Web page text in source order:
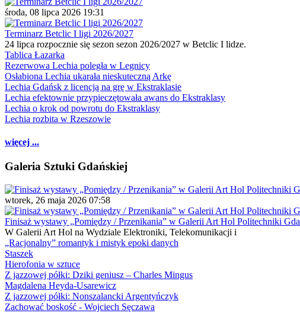
środa, 08 lipca 2026 19:31
Terminarz Betclic I ligi 2026/2027
24 lipca rozpocznie się sezon sezon 2026/2027 w Betclic I lidze.
Tablica Łazarka
Rezerwowa Lechia poległa w Legnicy
Osłabiona Lechia ukarała nieskuteczną Arkę
Lechia Gdańsk z licencją na grę w Ekstraklasie
Lechia efektownie przypieczętowała awans do Ekstraklasy
Lechia o krok od powrotu do Ekstraklasy
Lechia rozbita w Rzeszowie
więcej ...
Galeria Sztuki Gdańskiej
wtorek, 26 maja 2026 07:58
Finisaż wystawy „Pomiędzy / Przenikania” w Galerii Art Hol Politechniki
W Galerii Art Hol na Wydziale Elektroniki, Telekomunikacji i
„Racjonalny” romantyk i mistyk epoki danych
Staszek
Hierofonia w sztuce
Z jazzowej półki: Dziki geniusz – Charles Mingus
Magdalena Heyda-Usarewicz
Z jazzowej półki: Nonszalancki Argentyńczyk
Zachować boskość - Wojciech Sęczawa